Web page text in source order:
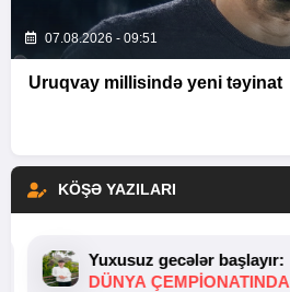
07.08.2026 - 09:51
Uruqvay millisində yeni təyinat
KÖŞƏ YAZILARI
Yuxusuz gecələr başlayır:
DÜNYA ÇEMPIONATINDA